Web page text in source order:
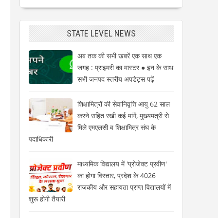
STATE LEVEL NEWS
अब तक की सभी खबरें एक साथ एक
जगह : प्राइमरी का मास्टर ● इन के साथ
सभी जनपद स्तरीय अपडेट्स पढ़ें
शिक्षामित्रों की सेवानिवृत्ति आयु 62 साल
करने सहित रखी कई मांगें, मुख्यमंत्री से
मिले एमएलसी व शिक्षामित्र संघ के
पदाधिकारी
माध्यमिक विद्यालय में 'प्रोजेक्ट प्रवीण'
का होगा विस्तार, प्रदेश के 4026
राजकीय और सहायता प्राप्त विद्यालयों में
शुरू होगी तैयारी